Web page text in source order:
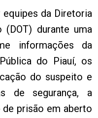
da Diretoria
durante uma
informações da
do Piauí, os
do suspeito e
de segurança, a
de prisão em aberto